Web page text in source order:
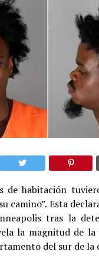
de habitación
camino”. Esta
tras la
la magnitud de la
del sur de la